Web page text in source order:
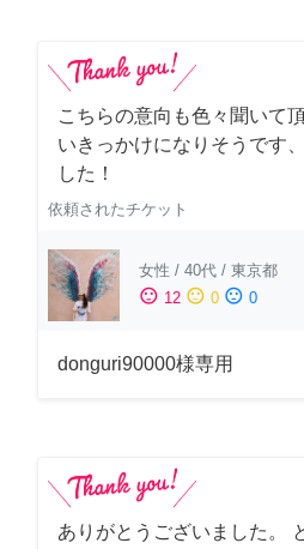
こちらの意向も色々聞いて
いきっかけになりそうです
した！
依頼されたチケット
女性 / 40代 / 東京都
sentiment_satisfied 12 sentiment_neutral 0 sentiment_dissatisfied 0
donguri90000様専用
ありがとうございました。